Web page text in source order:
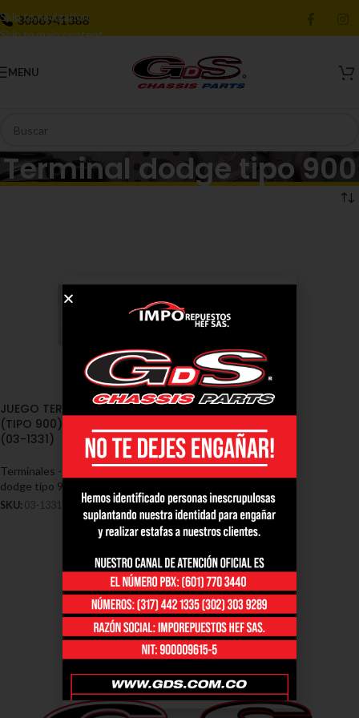
Skip to navigation
Skip to main content
3006941388
MENU
Terminal dodge tipo 900
JUEGO TERMINAL DIRECCION
(TIPO 900) DODGE / FORD 900
(03-1331)
Terminales - Dodge,Terminal
dodge tipo 900
SKU: 03-1331